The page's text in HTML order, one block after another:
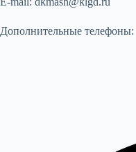
Дополнительные телефоны: